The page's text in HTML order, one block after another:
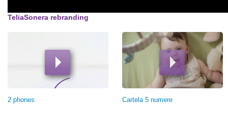
TeliaSonera rebranding
2 phones Cartela 5 numere